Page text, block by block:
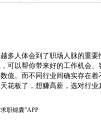
人体会到了职场人脉的重要
可以帮你带来好的工作机会
值。而不同行业间确实存在
花板了，想赚高薪，选对行
职锦囊”APP